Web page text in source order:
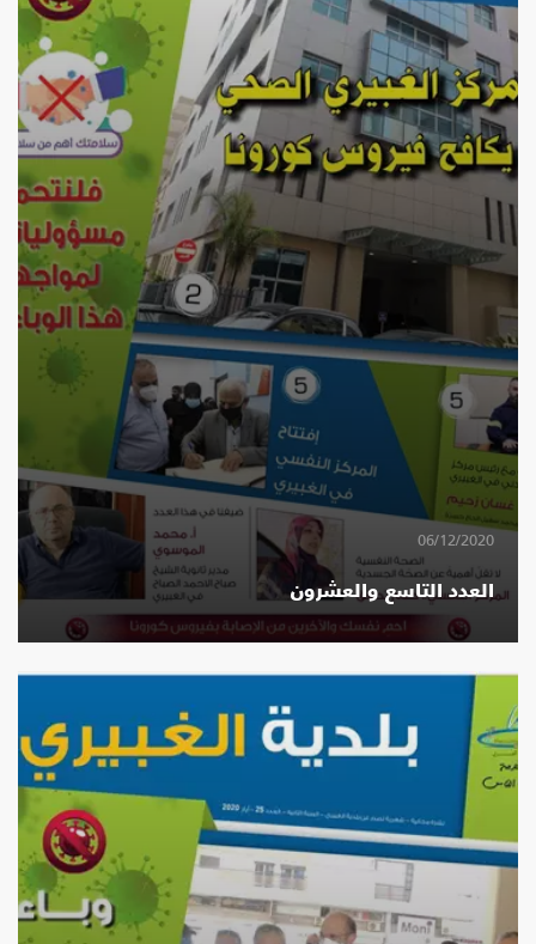
06/12/2020
العدد التاسع والعشرون